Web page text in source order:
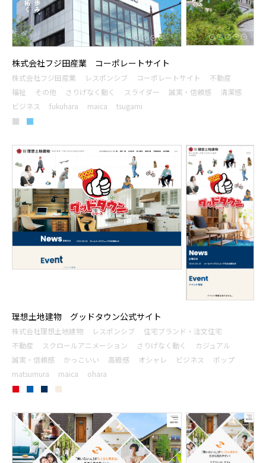
株式会社フジ田産業 コーポレートサイト
株式会社フジ田産業 レスポンシブ コーポレートサイト
不動産
福祉
その他 さりげなく動く スライダー 誠実・信頼感
清潔感
ビジネス
fukuhara maica tsugami
■ ■
理想土地建物 グッドタウン公式サイト
株式会社理想土地建物 レスポンシブ
住宅ブランド・注文住宅
不動産
スクロールアニメーション さりげなく動く
カジュアル
誠実・信頼感
かっこいい 高級感 オシャレ ビジネス
ポップ
matsumura
maica ohara
■ ■ ■ ■